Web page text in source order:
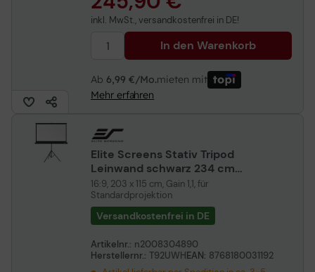
inkl. MwSt., versandkostenfrei in DE!
In den Warenkorb
Ab 6,99 €/Mo.mieten mit
Mehr erfahren
Elite Screens Stativ Tripod
Leinwand schwarz 234 cm
92 Zoll
16:9, 203 x 115 cm, Gain 1,1, für
Standardprojektion
Versandkostenfrei in DE
Artikelnr.: n2008304890
Herstellernr.: T92UWHEAN: 8768180031192